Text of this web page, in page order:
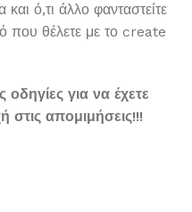
και ό,τι άλλο φανταστείτε
που θέλετε με το create
οδηγίες για να έχετε
στις απομιμήσεις!!!